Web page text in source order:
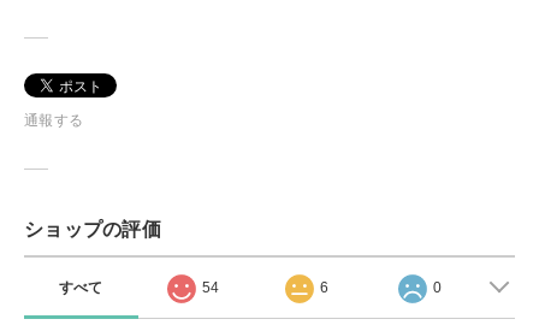
通報する
ショップの評価
すべて 54 6 0